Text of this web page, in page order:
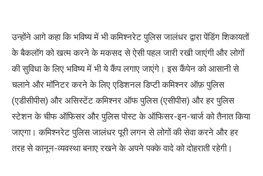
उन्होंने आगे कहा कि भविष्य में भी कमिश्नरेट पुलिस जालंधर द्वारा पेंडिंग शिकायतों
के बैकलॉग को खत्म करने के मकसद से ऐसी पहल जारी रखी जाएंगी और लोगों
की सुविधा के लिए भविष्य में भी ये कैंप लगाए जाएंगे। इस कैंपेन को आसानी से
चलाने और मॉनिटर करने के लिए एडिशनल डिप्टी कमिश्नर ऑफ़ पुलिस
(एडीसीपीस) और असिस्टेंट कमिश्नर ऑफ पुलिस (एसीपीस) और हर पुलिस
स्टेशन के चीफ ऑफिसर और पुलिस पोस्ट के ऑफिसर-इन-चार्ज को तैनात किया
जाएगा। कमिश्नरेट पुलिस जालंधर पूरी लगन से लोगों की सेवा करने और हर
तरह से कानून-व्यवस्था बनाए रखने के अपने पक्के वादे को दोहराती रहेगी।